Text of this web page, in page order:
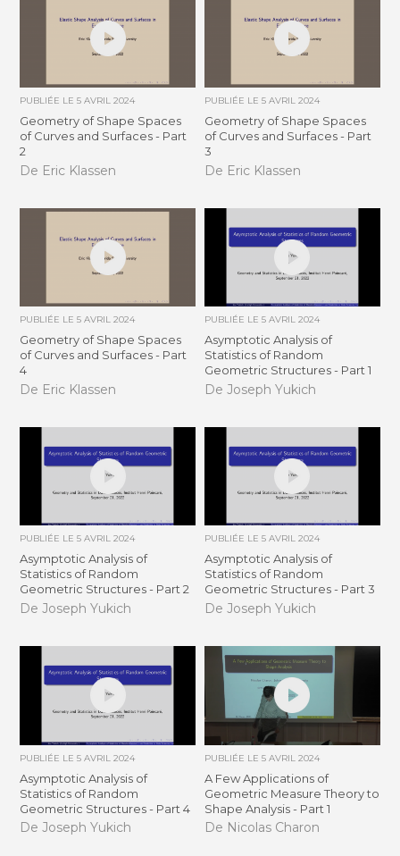
PUBLIÉE LE5 AVRIL 2024
Geometry of Shape Spaces
of Curves and Surfaces - Part
2
De Eric Klassen
PUBLIÉE LE 5 AVRIL 2024
Geometry of Shape Spaces
of Curves and Surfaces - Part
3
De Eric Klassen
PUBLIÉE LE5 AVRIL 2024
Geometry of Shape Spaces
of Curves and Surfaces - Part
4
De Eric Klassen
PUBLIÉE LE 5 AVRIL 2024
Asymptotic Analysis of
Statistics of Random
Geometric Structures - Part 1
De Joseph Yukich
PUBLIÉE LE5 AVRIL 2024
Asymptotic Analysis of
Statistics of Random
Geometric Structures - Part 2
De Joseph Yukich
PUBLIÉE LE 5 AVRIL 2024
Asymptotic Analysis of
Statistics of Random
Geometric Structures - Part 3
De Joseph Yukich
PUBLIÉE LE5 AVRIL 2024
Asymptotic Analysis of
Statistics of Random
Geometric Structures - Part 4
De Joseph Yukich
PUBLIÉE LE 5 AVRIL 2024
A Few Applications of
Geometric Measure Theory to
Shape Analysis - Part 1
De Nicolas Charon